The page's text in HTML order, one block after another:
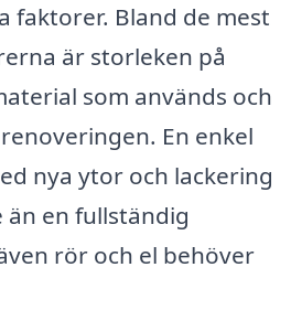
faktorer. Bland de mest
är storleken på
som används och
En enkel
nya ytor och lackering
en fullständig
rör och el behöver